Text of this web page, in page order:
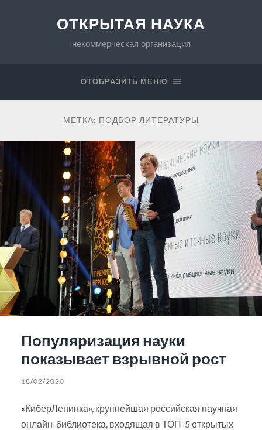
ОТКРЫТАЯ НАУКА
некоммерческая организация
ОТОБРАЗИТЬ МЕНЮ
МЕТКА: ПОДБОР ЛИТЕРАТУРЫ
Популяризация науки
показывает взрывной рост
18/02/2020
«КиберЛенинка», крупнейшая российская научная
онлайн-библиотека, входящая в ТОП-5 открытых